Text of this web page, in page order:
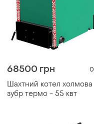
68500 грн 0
Шахтний котел холмова
зубр термо - 55 квт